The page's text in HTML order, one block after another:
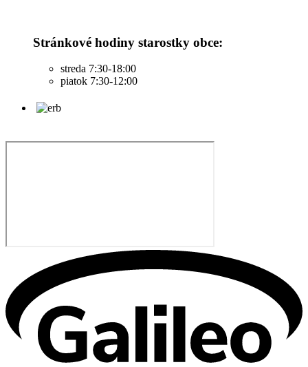
Stránkové hodiny starostky obce:
streda 7:30-18:00
piatok 7:30-12:00